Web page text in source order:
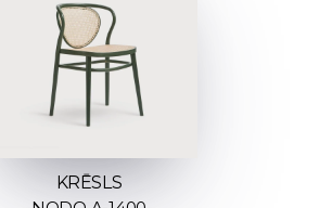
KRĒSLS